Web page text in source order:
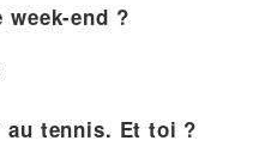
end ?
au tennis. Et toi ?